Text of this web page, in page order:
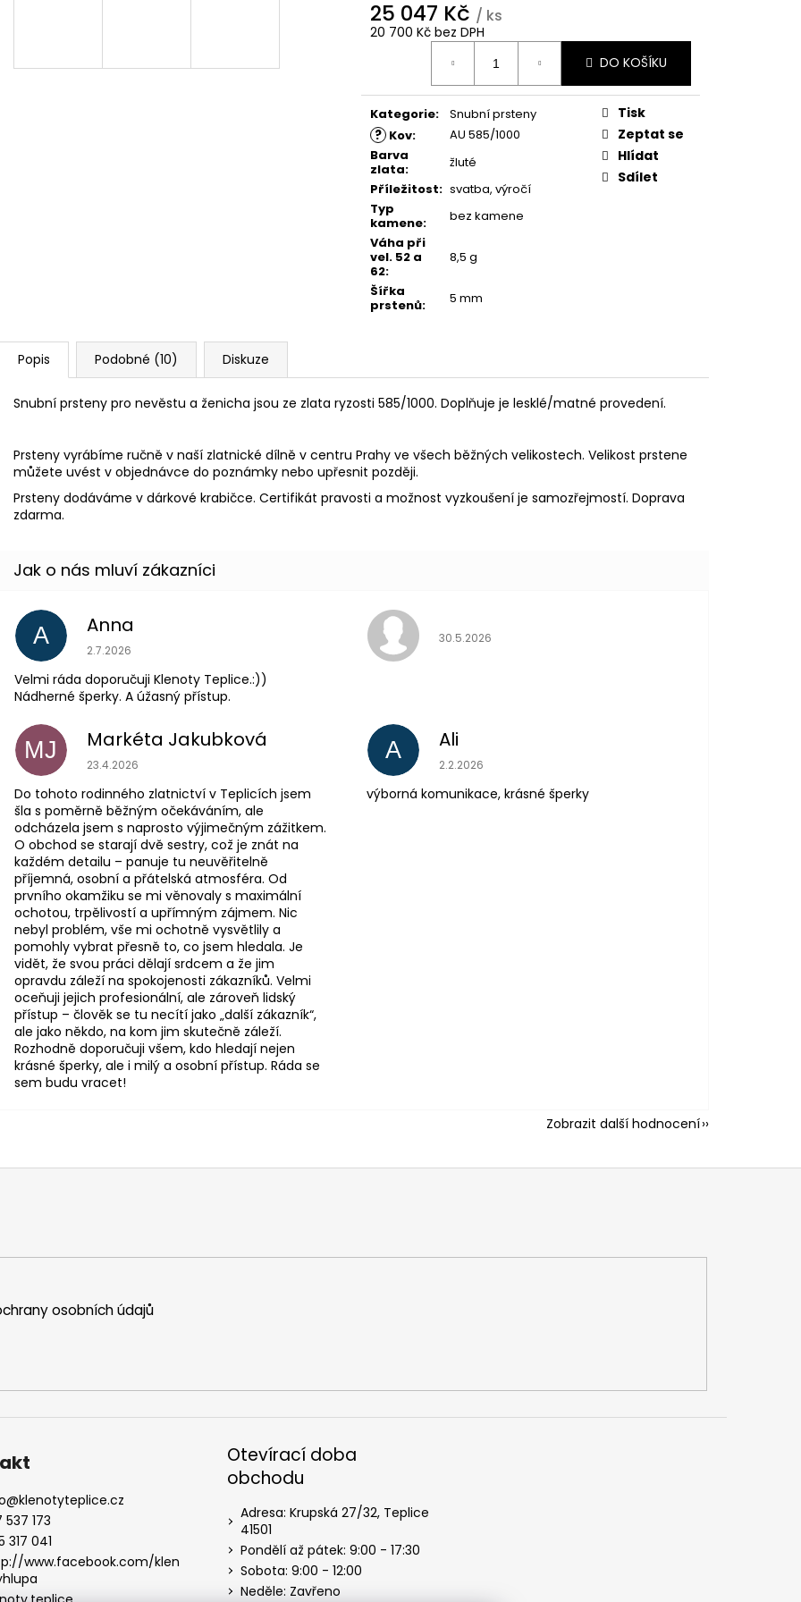
25 047 Kč / ks
20 700 Kč bez DPH
DO KOŠÍKU
Kategorie: Snubní prsteny
? Kov:
AU 585/1000
Barva
zlata:
žluté
Příležitost: svatba, výročí
Typ
kamene:
bez kamene
Váha při
vel. 52 a
62:
8,5 g
Šířka
prstenů: 5 mm
Tisk
Zeptat se
Hlídat
Sdílet
Popis Podobné (10) Diskuze
Snubní prsteny pro nevěstu a ženicha jsou ze zlata ryzosti 585/1000. Doplňuje je lesklé/matné provedení.
Prsteny vyrábíme ručně v naší zlatnické dílně v centru Prahy ve všech běžných velikostech. Velikost prstene
můžete uvést v objednávce do poznámky nebo upřesnit později.
Prsteny dodáváme v dárkové krabičce. Certifikát pravosti a možnost vyzkoušení je samozřejmostí. Doprava
zdarma.
A Anna
Hodnocení obchodu je 5 z 5 hvězdiček.
2.7.2026
Velmi ráda doporučuji Klenoty Teplice.:))
Nádherné šperky. A úžasný přístup.
Hodnocení obchodu je 5 z 5 hvězdiček.
30.5.2026
MJ Markéta Jakubková
Hodnocení obchodu je 5 z 5 hvězdiček.
23.4.2026
Do tohoto rodinného zlatnictví v Teplicích jsem
šla s poměrně běžným očekáváním, ale
odcházela jsem s naprosto výjimečným zážitkem.
O obchod se starají dvě sestry, což je znát na
každém detailu – panuje tu neuvěřitelně
příjemná, osobní a přátelská atmosféra. Od
prvního okamžiku se mi věnovaly s maximální
ochotou, trpělivostí a upřímným zájmem. Nic
nebyl problém, vše mi ochotně vysvětlily a
pomohly vybrat přesně to, co jsem hledala. Je
vidět, že svou práci dělají srdcem a že jim
opravdu záleží na spokojenosti zákazníků. Velmi
oceňuji jejich profesionální, ale zároveň lidský
přístup – člověk se tu necítí jako „další zákazník“,
ale jako někdo, na kom jim skutečně záleží.
Rozhodně doporučuji všem, kdo hledají nejen
krásné šperky, ale i milý a osobní přístup. Ráda se
sem budu vracet!
A Ali
Hodnocení obchodu je 5 z 5 hvězdiček.
2.2.2026
výborná komunikace, krásné šperky
Zobrazit další hodnocení
osobních údajů
@klenotyteplice.cz
537 173
317 041
www.facebook.com/klen
Otevírací doba
obchodu
Adresa: Krupská 27/32, Teplice
41501
Pondělí až pátek: 9:00 - 17:30
Sobota: 9:00 - 12:00
Neděle: Zavřeno